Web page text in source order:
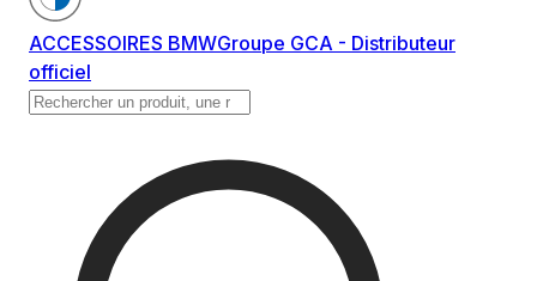
ACCESSOIRES BMWGroupe GCA - Distributeur
officiel